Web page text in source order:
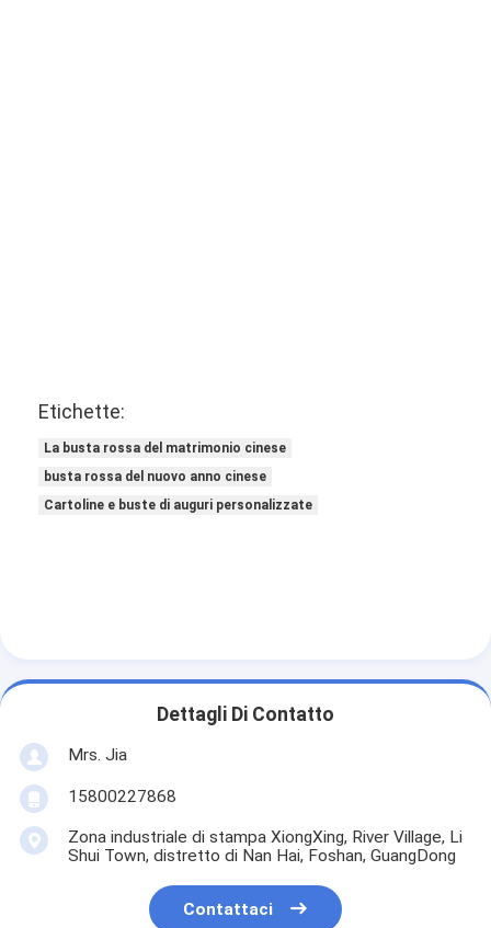
Etichette:
La busta rossa del matrimonio cinese
busta rossa del nuovo anno cinese
Cartoline e buste di auguri personalizzate
Dettagli Di Contatto
Mrs. Jia
15800227868
Zona industriale di stampa XiongXing, River Village, Li
Shui Town, distretto di Nan Hai, Foshan, GuangDong
Contattaci